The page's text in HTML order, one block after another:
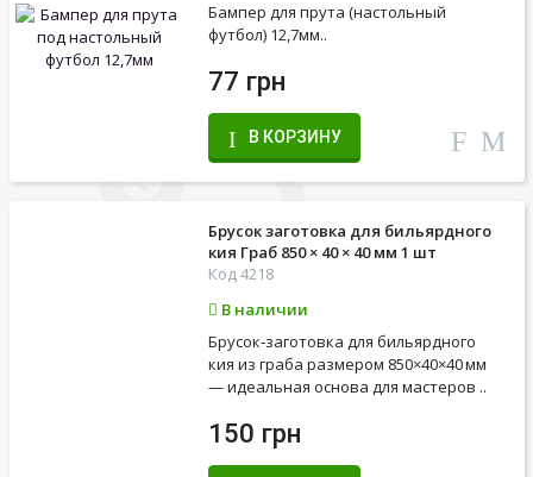
Бампер для прута (настольный
футбол) 12,7мм..
77 грн
В КОРЗИНУ
Брусок заготовка для бильярдного
кия Граб 850 × 40 × 40 мм 1 шт
Код 4218
В наличии
Брусок‑заготовка для бильярдного
кия из граба размером 850×40×40 мм
— идеальная основа для мастеров ..
150 грн